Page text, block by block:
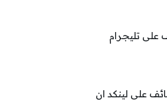
على تليجرام
على لينكد ان